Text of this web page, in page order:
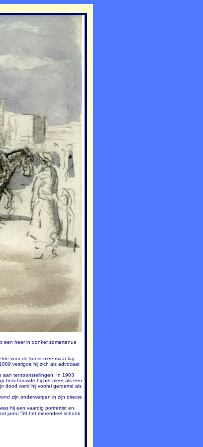
een heer in donker zomertenue
voor de kunst mee maar lag
vestigde hij zich als advocaat
aan tentoonstellingen. In 1903
beschouwde hij het meer als een
dood werd hij vooral geroemd als
zijn onderwerpen in zijn directe
hij een vaardig portrettist en
jaren '50 het merendeel schonk